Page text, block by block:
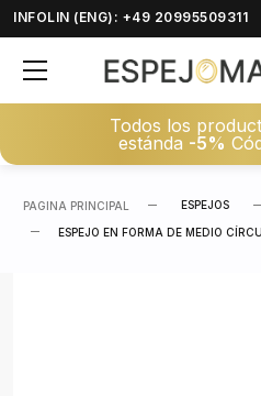
INFOLIN (ENG): +49 20995509311
Todos los
estánda -5%
PAGINA PRINCIPAL ESPEJOS
ESPEJO EN FORMA DE MEDIO